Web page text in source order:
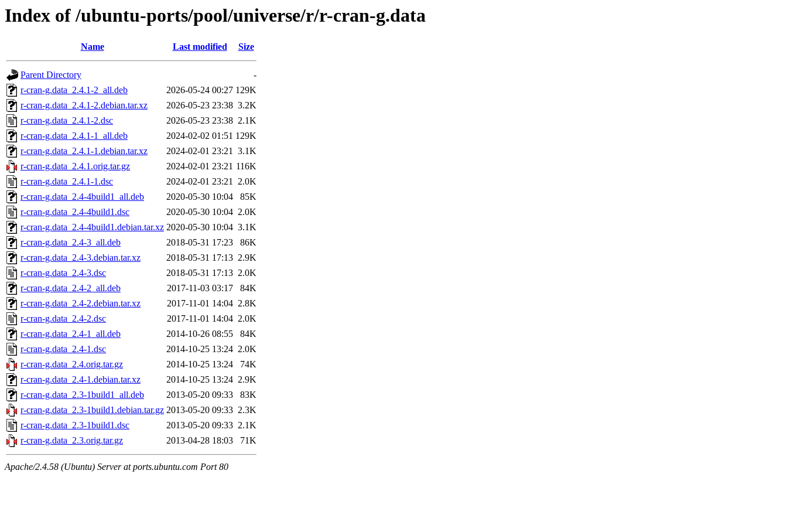
Index of /ubuntu-ports/pool/universe/r/r-cran-g.data
Name Last modified Size
Parent Directory
-
r-cran-g.data_2.4.1-2_all.deb
2026-05-24 00:27 129K
r-cran-g.data_2.4.1-2.debian.tar.xz
2026-05-23 23:38 3.2K
r-cran-g.data_2.4.1-2.dsc
2026-05-23 23:38 2.1K
r-cran-g.data_2.4.1-1_all.deb
2024-02-02 01:51 129K
r-cran-g.data_2.4.1-1.debian.tar.xz
2024-02-01 23:21 3.1K
r-cran-g.data_2.4.1.orig.tar.gz
2024-02-01 23:21 116K
r-cran-g.data_2.4.1-1.dsc
2024-02-01 23:21 2.0K
r-cran-g.data_2.4-4build1_all.deb
2020-05-30 10:04
85K
r-cran-g.data_2.4-4build1.dsc
2020-05-30 10:04 2.0K
r-cran-g.data_2.4-4build1.debian.tar.xz 2020-05-30 10:04 3.1K
r-cran-g.data_2.4-3_all.deb
2018-05-31 17:23
86K
r-cran-g.data_2.4-3.debian.tar.xz
2018-05-31 17:13 2.9K
r-cran-g.data_2.4-3.dsc
2018-05-31 17:13 2.0K
r-cran-g.data_2.4-2_all.deb
2017-11-03 03:17
84K
r-cran-g.data_2.4-2.debian.tar.xz
2017-11-01 14:04 2.8K
r-cran-g.data_2.4-2.dsc
2017-11-01 14:04 2.0K
r-cran-g.data_2.4-1_all.deb
2014-10-26 08:55
84K
r-cran-g.data_2.4-1.dsc
2014-10-25 13:24 2.0K
r-cran-g.data_2.4.orig.tar.gz
2014-10-25 13:24
74K
r-cran-g.data_2.4-1.debian.tar.xz
2014-10-25 13:24 2.9K
r-cran-g.data_2.3-1build1_all.deb
2013-05-20 09:33
83K
r-cran-g.data_2.3-1build1.debian.tar.gz 2013-05-20 09:33 2.3K
r-cran-g.data_2.3-1build1.dsc
2013-05-20 09:33 2.1K
r-cran-g.data_2.3.orig.tar.gz
2013-04-28 18:03 71K
Apache/2.4.58 (Ubuntu) Server at ports.ubuntu.com Port 80